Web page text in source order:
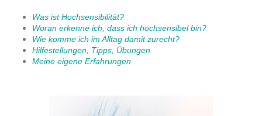
Was ist Hochsensibilität?
Woran erkenne ich, dass ich hochsensibel bin?
Wie komme ich im Alltag damit zurecht?
Hilfestellungen, Tipps, Übungen
Meine eigene Erfahrungen